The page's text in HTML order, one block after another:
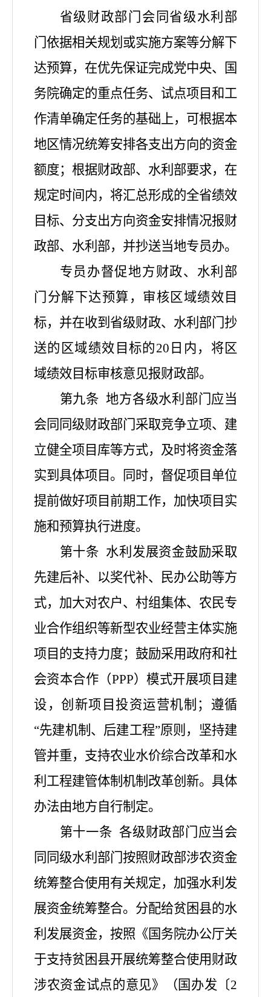
省级财政部门会同省级水利部
门依据相关规划或实施方案等分解下
达预算，在优先保证完成党中央、国
务院确定的重点任务、试点项目和工
作清单确定任务的基础上，可根据本
地区情况统筹安排各支出方向的资金
额度；根据财政部、水利部要求，在
规定时间内，将汇总形成的全省绩效
目标、分支出方向资金安排情况报财
政部、水利部，并抄送当地专员办。
专员办督促地方财政、水利部
门分解下达预算，审核区域绩效目
标，并在收到省级财政、水利部门抄
送的区域绩效目标的20日内，将区
域绩效目标审核意见报财政部。
第九条 地方各级水利部门应当
会同同级财政部门采取竞争立项、建
立健全项目库等方式，及时将资金落
实到具体项目。同时，督促项目单位
提前做好项目前期工作，加快项目实
施和预算执行进度。
第十条 水利发展资金鼓励采取
先建后补、以奖代补、民办公助等方
式，加大对农户、村组集体、农民专
业合作组织等新型农业经营主体实施
项目的支持力度；鼓励采用政府和社
会资本合作（PPP）模式开展项目建
设，创新项目 投资运营机制 ；
遵循
“先建机制、后建工程”原则，坚持建
管并重，支持农业水价综合改革和水
利工程建管体制机制改革创新。具体
办法由地方自行制定。
第十一条 各级财政部门应当会
同同级水利部门按照财政部涉农资金
统筹整合使用有关规定，加强水利发
展资金统筹整合。分配给贫困县的水
利发展资金，按照《国务院办公厅关
于支持贫困县开展统筹整合使用财政
涉农资金试点的意见》（国办发〔2